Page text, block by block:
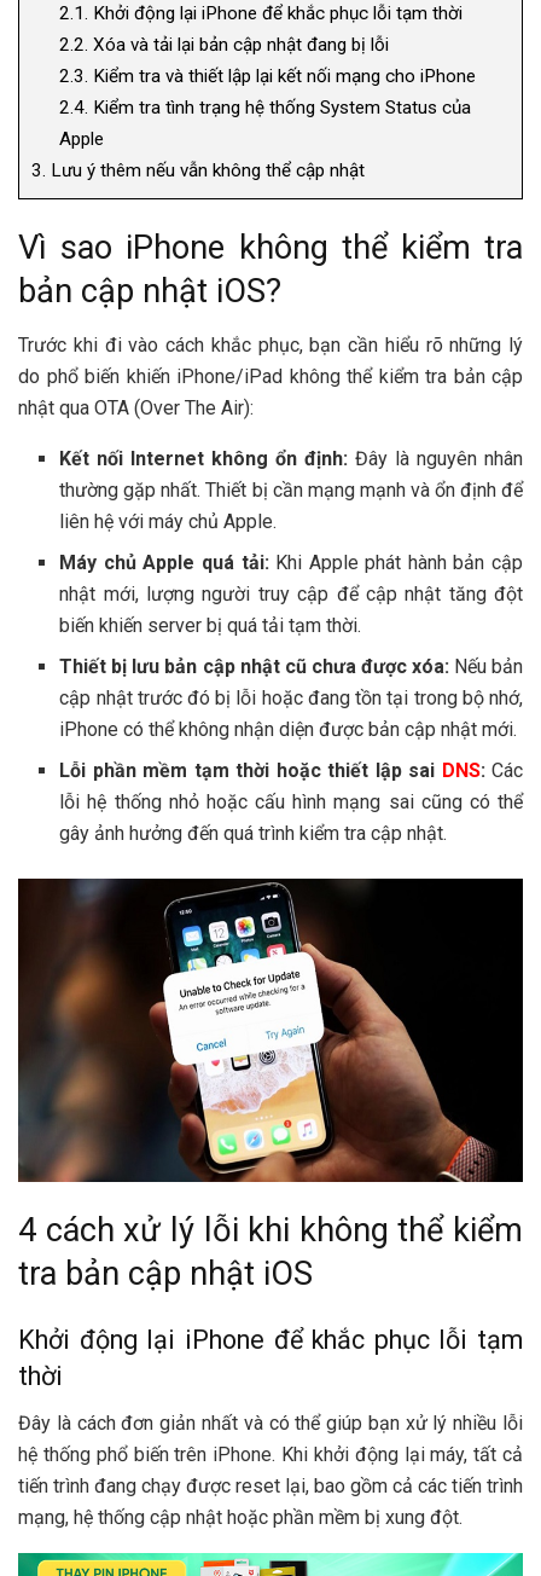
2.1. Khởi động lại iPhone để khắc phục lỗi tạm thời
2.2. Xóa và tải lại bản cập nhật đang bị lỗi
2.3. Kiểm tra và thiết lập lại kết nối mạng cho iPhone
2.4. Kiểm tra tình trạng hệ thống System Status của
Apple
3. Lưu ý thêm nếu vẫn không thể cập nhật
Vì sao iPhone không thể kiểm tra
bản cập nhật iOS?
Trước khi đi vào cách khắc phục, bạn cần hiểu rõ những lý
do phổ biến khiến iPhone/iPad không thể kiểm tra bản cập
nhật qua OTA (Over The Air):
Kết nối Internet không ổn định: Đây là nguyên nhân
thường gặp nhất. Thiết bị cần mạng mạnh và ổn định để
liên hệ với máy chủ Apple.
Máy chủ Apple quá tải:Khi Apple phát hành bản cập
nhật mới, lượng người truy cập để cập nhật tăng đột
biến khiến server bị quá tải tạm thời.
Thiết bị lưu bản cập nhật cũ chưa được xóa: Nếu bản
cập nhật trước đó bị lỗi hoặc đang tồn tại trong bộ nhớ,
iPhone có thể không nhận diện được bản cập nhật mới.
Lỗi phần mềm tạm thời hoặc thiết lập sai DNS:Các
lỗi hệ thống nhỏ hoặc cấu hình mạng sai cũng có thể
gây ảnh hưởng đến quá trình kiểm tra cập nhật.
4 cách xử lý lỗi khi không thể kiểm
tra bản cập nhật iOS
Khởi động lại iPhone để khắc phục lỗi tạm
thời
Đây là cách đơn giản nhất và có thể giúp bạn xử lý nhiều lỗi
hệ thống phổ biến trên iPhone. Khi khởi động lại máy, tất cả
tiến trình đang chạy được reset lại, bao gồm cả các tiến trình
mạng, hệ thống cập nhật hoặc phần mềm bị xung đột.